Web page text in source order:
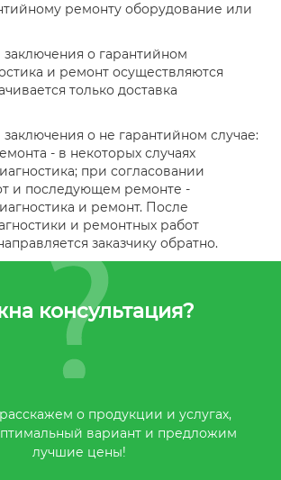
ремонту оборудование или
о гарантийном
и ремонт осуществляются
только доставка
о не гарантийном случае:
- в некоторых случаях
при согласовании
и последующем ремонте -
и ремонт. После
и ремонтных работ
заказчику обратно.
консультация?
о продукции и услугах,
вариант и предложим
лучшие цены!